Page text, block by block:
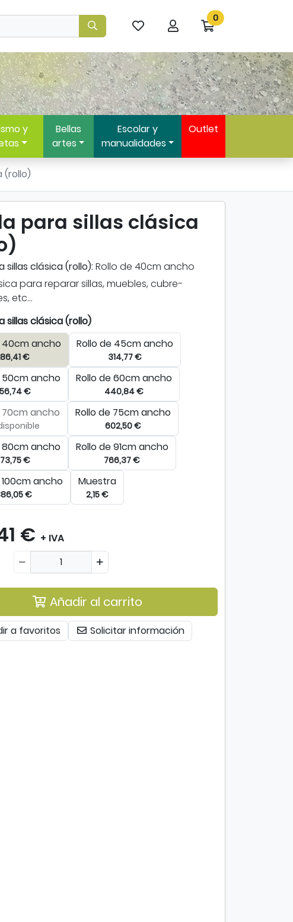
favoritos
Ir
mi
compra
0
y
Bellas
artes
Escolar y
manualidades
Outlet
(rollo)
para sillas clásica
sillas clásica (rollo):Rollo de 40cm ancho
para reparar sillas, muebles, cubre-
etc...
sillas clásica (rollo)
40cm ancho
€
Rollo de 45cm ancho
314,77 €
50cm ancho
€
Rollo de 60cm ancho
440,84 €
70cm ancho Rollo de 75cm ancho
602,50 €
80cm ancho
€
Rollo de 91cm ancho
766,37 €
100cm ancho
€
Muestra
2,15 €
€ + IVA
Añadir al carrito
a favoritos Solicitar información